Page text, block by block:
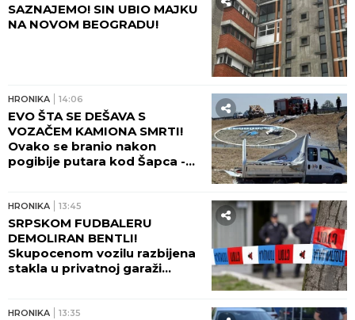
SAZNAJEMO! SIN UBIO MAJKU
NA NOVOM BEOGRADU!
HRONIKA 14:06
EVO ŠTA SE DEŠAVA S
VOZAČEM KAMIONA SMRTI!
Ovako se branio nakon
pogibije putara kod Šapca -
HRONIKA 13:45
SRPSKOM FUDBALERU
DEMOLIRAN BENTLI!
Skupocenom vozilu razbijena
stakla u privatnoj garaži
HRONIKA 13:35